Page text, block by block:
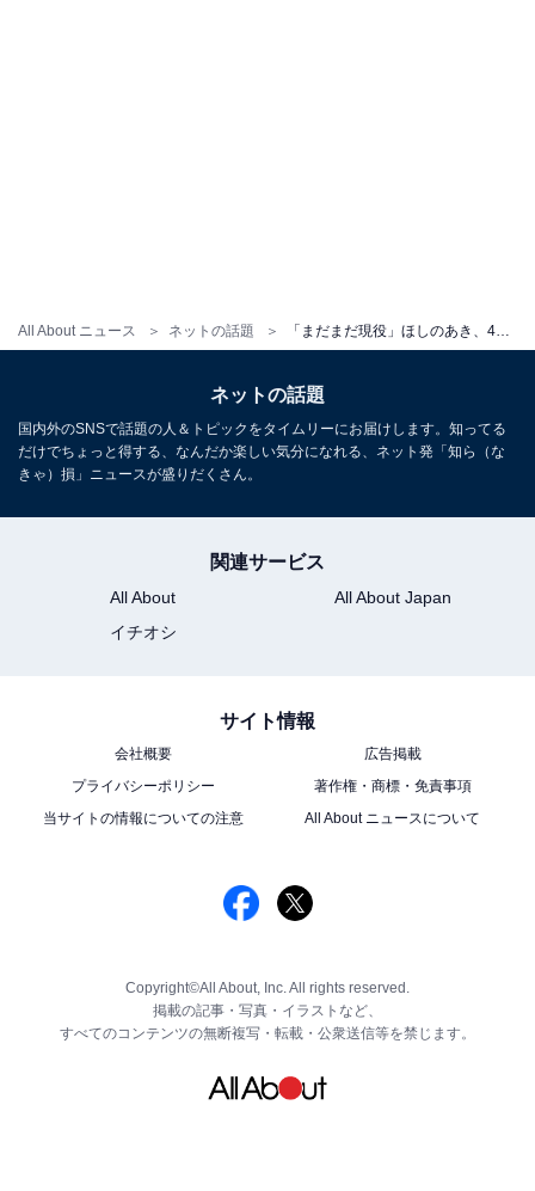
All About ニュース ネットの話題
ネットの話題
国内外のSNSで話題の人＆トピックをタイムリーにお届けします。知ってる
だけでちょっと得する、なんだか楽しい気分になれる、ネット発「知ら（な
きゃ）損」ニュースが盛りだくさん。
関連サービス
All About
All About Japan
イチオシ
サイト情報
会社概要
広告掲載
プライバシーポリシー
著作権・商標・免責事項
当サイトの情報についての注意
All About ニュースについて
Copyright©All About, Inc. All rights reserved.
掲載の記事・写真・イラストなど、
すべてのコンテンツの無断複写・転載・公衆送信等を禁じます。